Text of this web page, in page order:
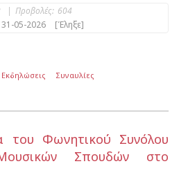
| Προβολές: 604
31-05-2026
[Έληξε]
Εκδηλώσεις Συναυλίες
του Φωνητικού Συνόλου
Σπουδών στο